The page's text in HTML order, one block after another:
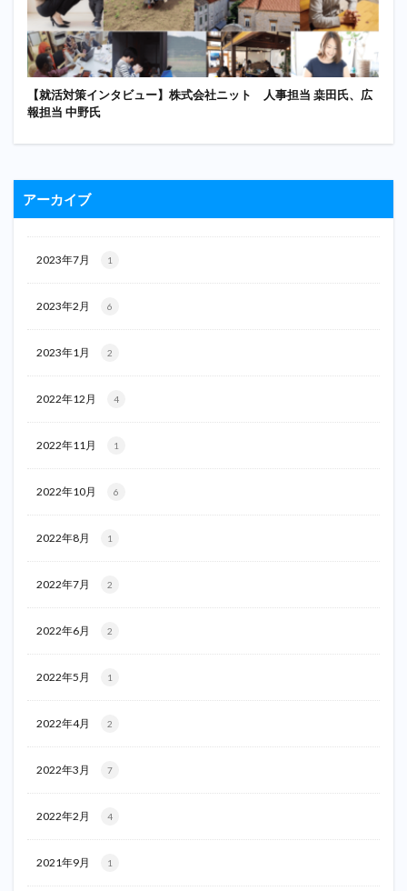
【就活対策インタビュー】株式会社ニット 人事担当 桒田氏、広
報担当 中野氏
アーカイブ
2023年7月 1
2023年2月 6
2023年1月 2
2022年12月 4
2022年11月 1
2022年10月 6
2022年8月 1
2022年7月 2
2022年6月 2
2022年5月 1
2022年4月 2
2022年3月 7
2022年2月 4
2021年9月 1